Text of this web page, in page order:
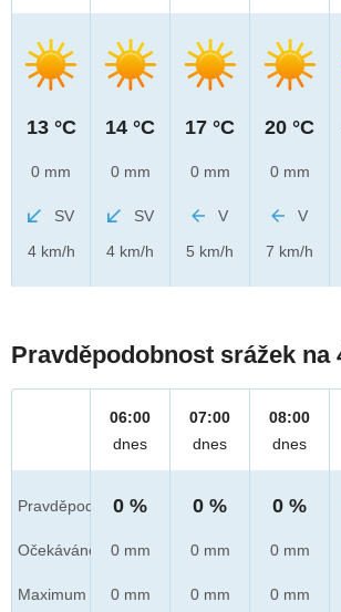
13 °C
0 mm
SV
4 km/h
14 °C
0 mm
SV
4 km/h
17 °C
0 mm
V
5 km/h
20 °C
0 mm
V
7 km/h
Pravděpodobnost srážek na
Pravděpod.
Očekáváno
Maximum
06:00
dnes
0 %
0 mm
0 mm
07:00
dnes
0 %
0 mm
0 mm
08:00
dnes
0 %
0 mm
0 mm